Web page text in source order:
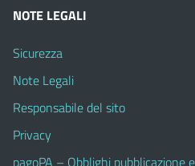
NOTE LEGALI
Sicurezza
Note Legali
Responsabile del sito
Privacy
pagoPA – Obblighi pubblicazione